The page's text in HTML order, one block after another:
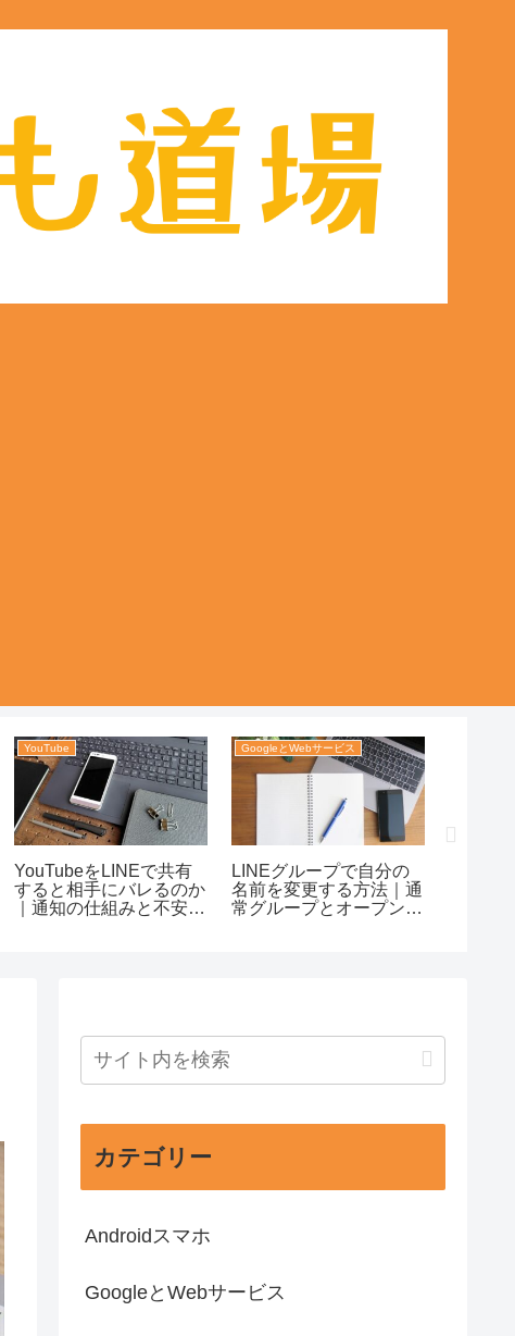
YouTube
YouTubeをLINEで共有
すると相手にバレるのか
｜通知の仕組みと不安が
GoogleとWebサービス
LINEグループで自分の
名前を変更する方法｜通
常グループとオープンチ
カテゴリー
Androidスマホ
GoogleとWebサービス